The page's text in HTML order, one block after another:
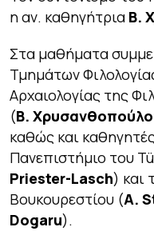
η αν. καθηγήτρια Β.
Στα μαθήματα
Τμημάτων
Αρχαιολογίας της
(Β.
καθώς και
Πανεπιστήμιο του
Priester-Lasch) και
Βουκουρεστίου (A.
Dogaru).